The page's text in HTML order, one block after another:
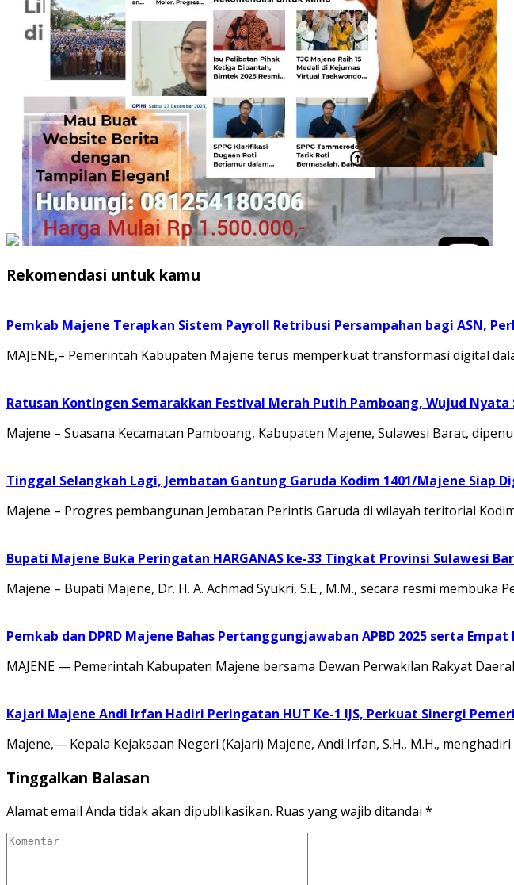
Rekomendasi untuk kamu
Pemkab Majene Terapkan Sistem Payroll Retribusi Persampahan bagi ASN,
MAJENE,– Pemerintah Kabupaten Majene terus memperkuat transformasi digital
Ratusan Kontingen Semarakkan Festival Merah Putih Pamboang, Wujud
Majene – Suasana Kecamatan Pamboang, Kabupaten Majene, Sulawesi Barat,
Tinggal Selangkah Lagi, Jembatan Gantung Garuda Kodim 1401/Majene Siap
Majene – Progres pembangunan Jembatan Perintis Garuda di wilayah teritorial
Bupati Majene Buka Peringatan HARGANAS ke-33 Tingkat Provinsi Sulawesi
Majene – Bupati Majene, Dr. H. A. Achmad Syukri, S.E., M.M., secara resmi membuka
Pemkab dan DPRD Majene Bahas Pertanggungjawaban APBD 2025 serta
MAJENE — Pemerintah Kabupaten Majene bersama Dewan Perwakilan Rakyat
Kajari Majene Andi Irfan Hadiri Peringatan HUT Ke-1 IJS, Perkuat Sinergi
Majene,— Kepala Kejaksaan Negeri (Kajari) Majene, Andi Irfan, S.H., M.H.,
Tinggalkan Balasan
Alamat email Anda tidak akan dipublikasikan. Ruas yang wajib ditandai *